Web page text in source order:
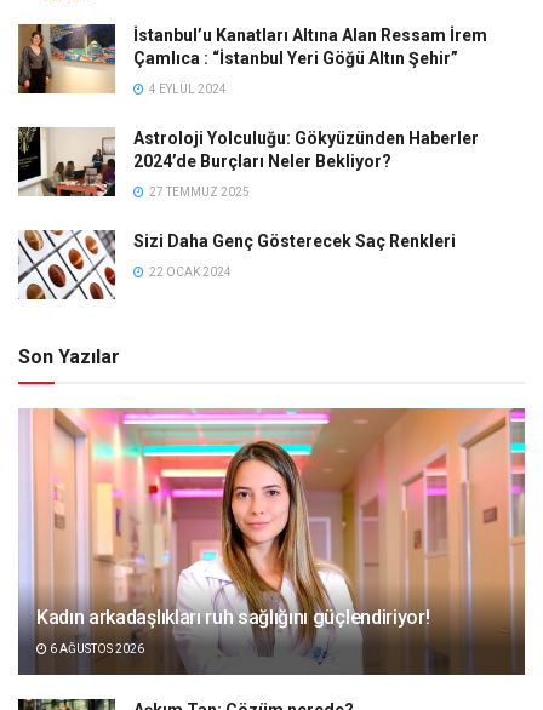
İstanbul’u Kanatları Altına Alan Ressam İrem
Çamlıca : “İstanbul Yeri Göğü Altın Şehir”
4 EYLÜL 2024
Astroloji Yolculuğu: Gökyüzünden Haberler
2024’de Burçları Neler Bekliyor?
27 TEMMUZ 2025
Sizi Daha Genç Gösterecek Saç Renkleri
22 OCAK 2024
Son Yazılar
Kadın arkadaşlıkları ruh sağlığını güçlendiriyor!
6 AĞUSTOS 2026